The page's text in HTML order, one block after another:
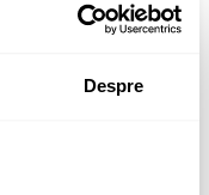
Despre